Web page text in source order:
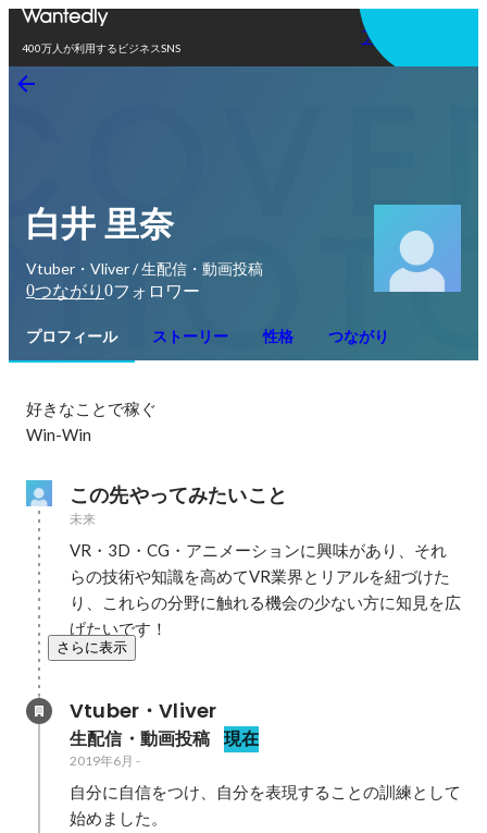
400万人が利用するビジネスSNS
アプリを使う
白井 里奈
Vtuber・Vliver / 生配信・動画投稿
0つながり 0フォロワー
プロフィール ストーリー 性格 つながり
好きなことで稼ぐ
Win-Win
この先やってみたいこと
未来
VR・3D・CG・アニメーションに興味があり、それ
らの技術や知識を高めてVR業界とリアルを紐づけた
り、これらの分野に触れる機会の少ない方に知見を広
げたいです！
さらに表示
Vtuber・Vliver
生配信・動画投稿 現在
2019年6月 -
自分に自信をつけ、自分を表現することの訓練として
始めました。